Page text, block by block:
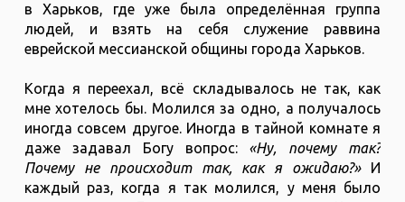
в Харьков, где уже была определённая группа
людей, и взять на себя служение раввина
еврейской мессианской общины города Харьков.
Когда я переехал, всё складывалось не так, как
мне хотелось бы. Молился за одно, а получалось
иногда совсем другое. Иногда в тайной комнате я
даже задавал Богу вопрос:«Ну, почему так?
Почему не происходит так, как я ожидаю?»
И
каждый раз, когда я так молился, у меня было